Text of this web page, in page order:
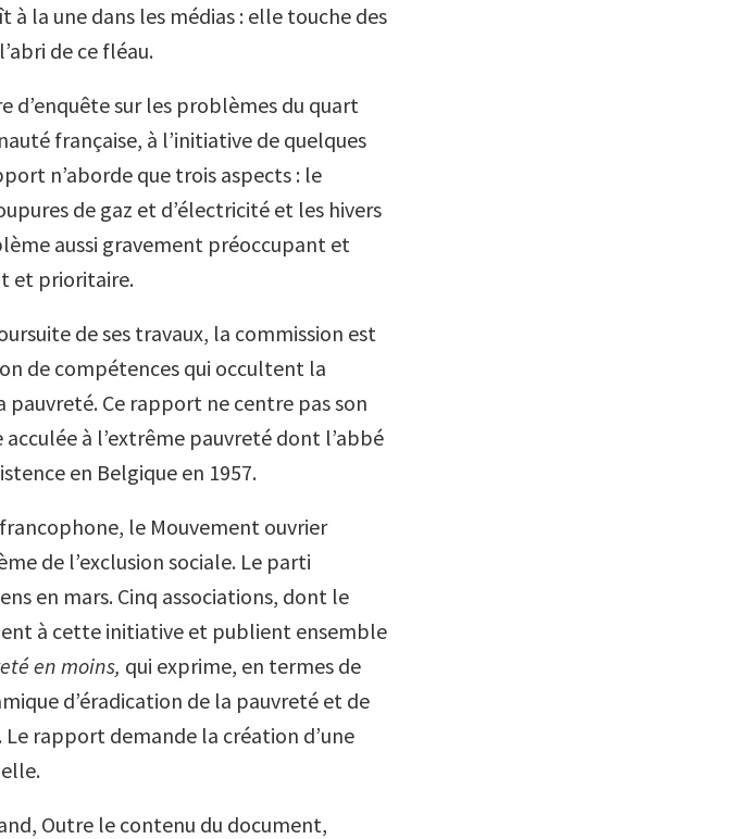
la une dans les médias : elle touche des
de ce fléau.
d’enquête sur les problèmes du quart
française, à l’initiative de quelques
n’aborde que trois aspects : le
de gaz et d’électricité et les hivers
aussi gravement préoccupant et
et prioritaire.
de ses travaux, la commission est
de compétences qui occultent la
pauvreté. Ce rapport ne centre pas son
à l’extrême pauvreté dont l’abbé
en Belgique en 1957.
le Mouvement ouvrier
de l’exclusion sociale. Le parti
en mars. Cinq associations, dont le
à cette initiative et publient ensemble
en moins, qui exprime, en termes de
d’éradication de la pauvreté et de
rapport demande la création d’une
Outre le contenu du document,